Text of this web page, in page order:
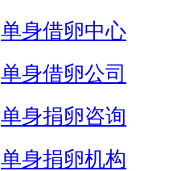
单身借卵中心
单身借卵公司
单身捐卵咨询
单身捐卵机构